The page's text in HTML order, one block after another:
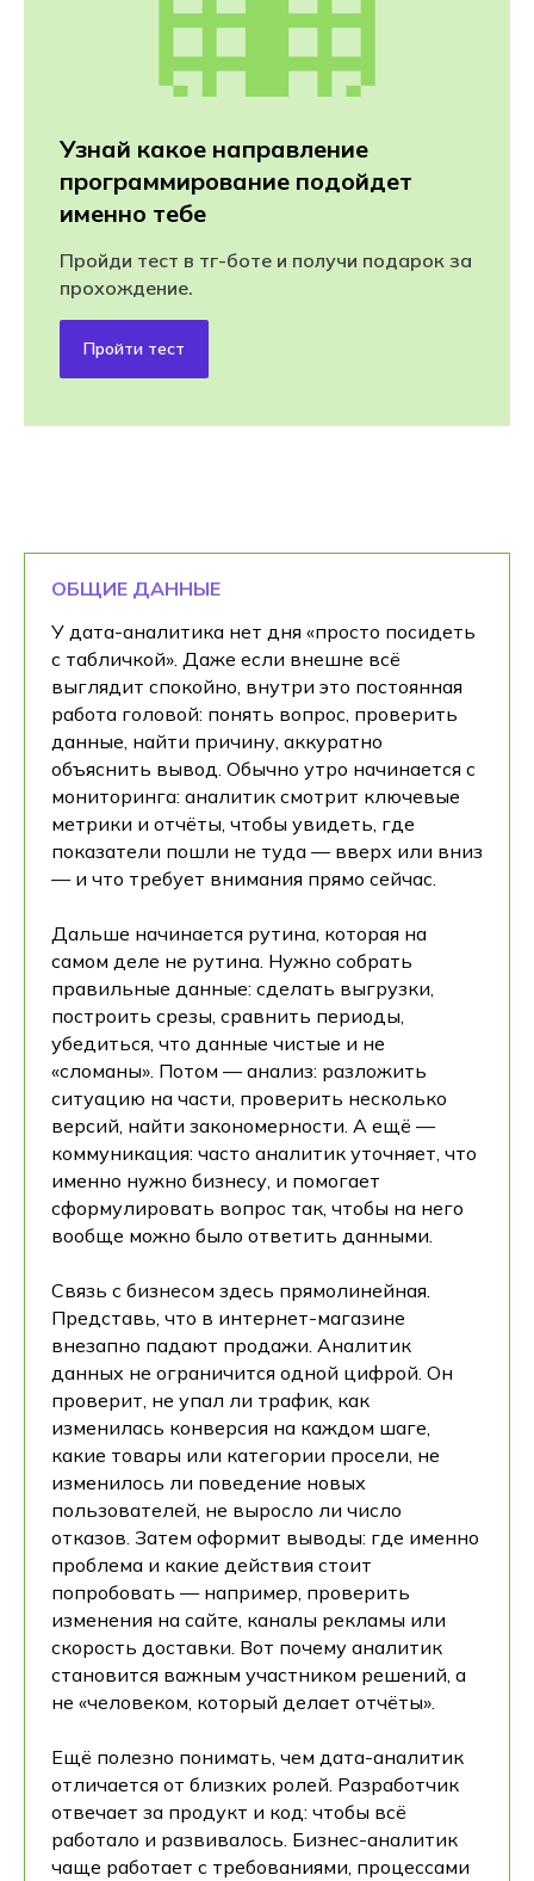
Узнай какое направление
программирование подойдет
именно тебе
Пройди тест в тг-боте и получи подарок за
прохождение.
Пройти тест
ОБЩИЕ ДАННЫЕ
У дата-аналитика нет дня «просто посидеть
с табличкой». Даже если внешне всё
выглядит спокойно, внутри это постоянная
работа головой: понять вопрос, проверить
данные, найти причину, аккуратно
объяснить вывод. Обычно утро начинается с
мониторинга: аналитик смотрит ключевые
метрики и отчёты, чтобы увидеть, где
показатели пошли не туда — вверх или вниз
— и что требует внимания прямо сейчас.
Дальше начинается рутина, которая на
самом деле не рутина. Нужно собрать
правильные данные: сделать выгрузки,
построить срезы, сравнить периоды,
убедиться, что данные чистые и не
«сломаны». Потом — анализ: разложить
ситуацию на части, проверить несколько
версий, найти закономерности. А ещё —
коммуникация: часто аналитик уточняет, что
именно нужно бизнесу, и помогает
сформулировать вопрос так, чтобы на него
вообще можно было ответить данными.
Связь с бизнесом здесь прямолинейная.
Представь, что в интернет-магазине
внезапно падают продажи. Аналитик
данных не ограничится одной цифрой. Он
проверит, не упал ли трафик, как
изменилась конверсия на каждом шаге,
какие товары или категории просели, не
изменилось ли поведение новых
пользователей, не выросло ли число
отказов. Затем оформит выводы: где именно
проблема и какие действия стоит
попробовать — например, проверить
изменения на сайте, каналы рекламы или
скорость доставки. Вот почему аналитик
становится важным участником решений, а
не «человеком, который делает отчёты».
Ещё полезно понимать, чем дата-аналитик
отличается от близких ролей. Разработчик
отвечает за продукт и код: чтобы всё
работало и развивалось. Бизнес-аналитик
чаще работает с требованиями, процессами